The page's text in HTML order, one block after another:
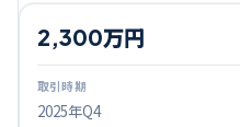
2025年Q4
2,300万円